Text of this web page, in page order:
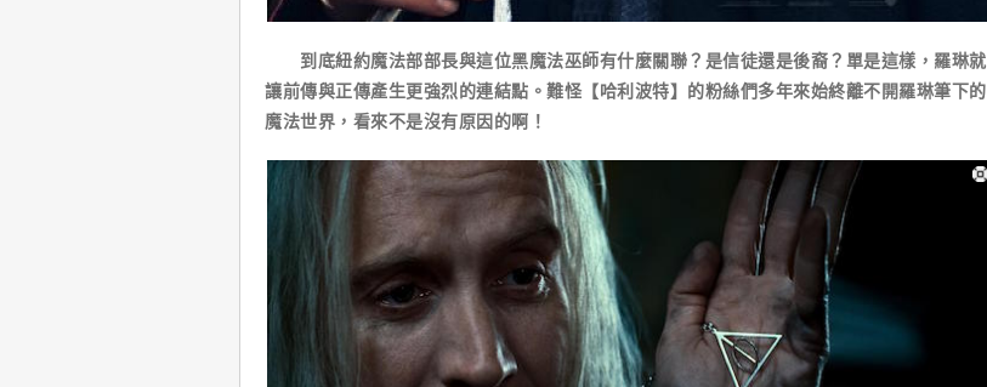
到底紐約魔法部部長與這位黑魔法巫師有什麼關聯？是信徒還是後裔？單是這樣，羅琳就
讓前傳與正傳產生更強烈的連結點。難怪【哈利波特】的粉絲們多年來始終離不開羅琳筆下的
魔法世界，看來不是沒有原因的啊！